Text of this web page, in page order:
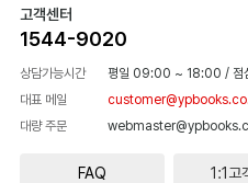
고객센터
1544-9020
상담가능시간 평일 09:00 ~ 18:00 / 점
대표 메일
대량 주문
FAQ 1:1고